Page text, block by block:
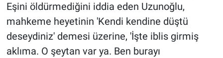
Eşini öldürmediğini iddia eden Uzunoğlu,
mahkeme heyetinin 'Kendi kendine düştü
deseydiniz' demesi üzerine, 'İşte iblis girmiş
aklıma. O şeytan var ya. Ben burayı